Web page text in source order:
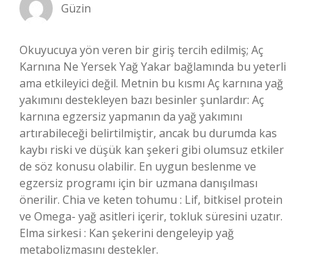
Güzin
Okuyucuya yön veren bir giriş tercih edilmiş; Aç
Karnına Ne Yersek Yağ Yakar bağlamında bu yeterli
ama etkileyici değil. Metnin bu kısmı Aç karnına yağ
yakımını destekleyen bazı besinler şunlardır: Aç
karnına egzersiz yapmanın da yağ yakımını
artırabileceği belirtilmiştir, ancak bu durumda kas
kaybı riski ve düşük kan şekeri gibi olumsuz etkiler
de söz konusu olabilir. En uygun beslenme ve
egzersiz programı için bir uzmana danışılması
önerilir. Chia ve keten tohumu : Lif, bitkisel protein
ve Omega- yağ asitleri içerir, tokluk süresini uzatır.
Elma sirkesi : Kan şekerini dengeleyip yağ
metabolizmasını destekler.